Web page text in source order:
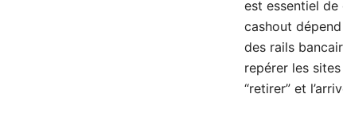
est essentiel de
cashout
des rails
repérer les
“retirer” et